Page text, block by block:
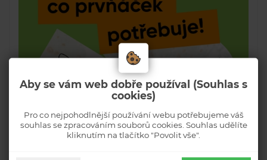
Aby se vám web dobře používal (Souhlas s
cookies)
Pro co nejpohodlnější používání webu potřebujeme váš
souhlas se zpracováním souborů cookies. Souhlas udělíte
kliknutím na tlačítko "Povolit vše".